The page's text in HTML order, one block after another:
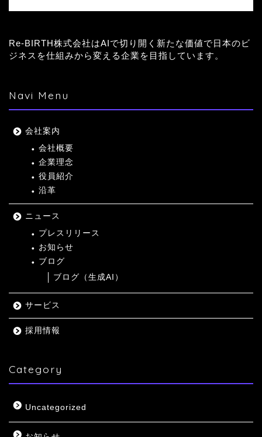
Re-BIRTH株式会社はAIで切り開く新たな価値で日本のビ
ジネスを仕組みから変える企業を目指しています。
Navi Menu
会社案内
会社概要
企業理念
役員紹介
沿革
ニュース
プレスリリース
お知らせ
ブログ
ブログ（生成AI）
サービス
採用情報
Category
Uncategorized